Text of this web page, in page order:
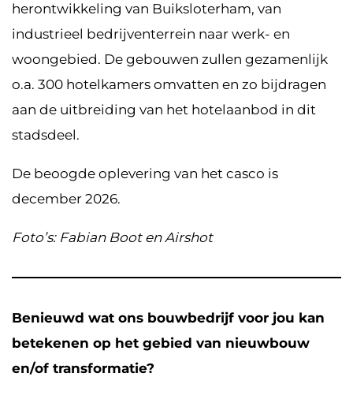
herontwikkeling van Buiksloterham, van
industrieel bedrijventerrein naar werk- en
woongebied. De gebouwen zullen gezamenlijk
o.a. 300 hotelkamers omvatten en zo bijdragen
aan de uitbreiding van het hotelaanbod in dit
stadsdeel.
De beoogde oplevering van het casco is
december 2026.
Foto’s: Fabian Boot en Airshot
Benieuwd wat ons bouwbedrijf voor jou kan
betekenen op het gebied van nieuwbouw
en/of transformatie?